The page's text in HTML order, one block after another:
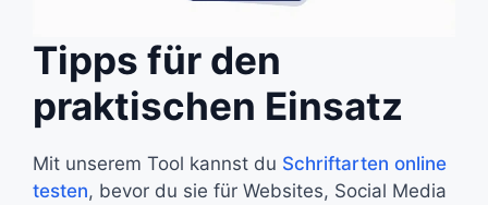
Tipps für den
praktischen Einsatz
Mit unserem Tool kannst du Schriftarten online
testen, bevor du sie für Websites, Social Media